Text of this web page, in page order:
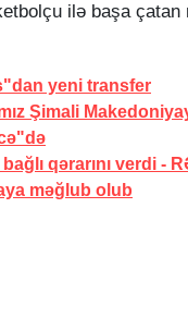
ilə başa çatan
yeni transfer
Şimali
qərarını verdi -
məğlub olub